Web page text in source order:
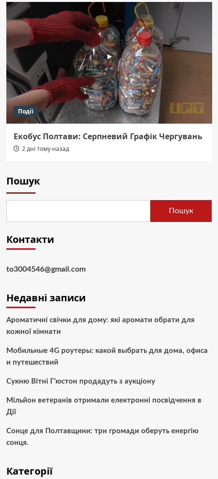
Події
Екобус Полтави: Серпневий Графік Чергувань
2 дні тому назад
Пошук
Пошук
Контакти
to3004546@gmail.com
Недавні записи
Ароматичні свічки для дому: які аромати обрати для
кожної кімнати
Мобильные 4G роутеры: какой выбрать для дома, офиса
и путешествий
Сукню Вітні Г’юстон продадуть з аукціону
Мільйон ветеранів отримали електронні посвідчення в
Дії
Сонце для Полтавщини: три громади оберуть енергію
сонця.
Категорії